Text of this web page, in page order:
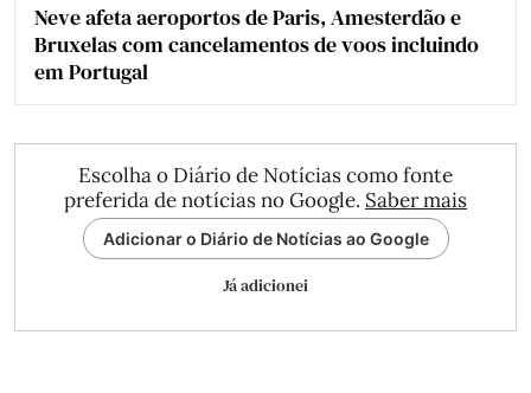
Neve afeta aeroportos de Paris, Amesterdão e
Bruxelas com cancelamentos de voos incluindo
em Portugal
Escolha o Diário de Notícias como fonte
preferida de notícias no Google. Saber mais
Adicionar o Diário de Notícias ao Google
Já adicionei